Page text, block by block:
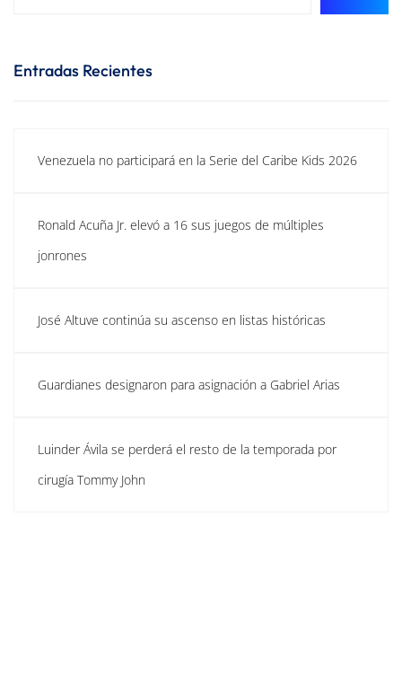
Entradas Recientes
Venezuela no participará en la Serie del Caribe Kids 2026
Ronald Acuña Jr. elevó a 16 sus juegos de múltiples
jonrones
José Altuve continúa su ascenso en listas históricas
Guardianes designaron para asignación a Gabriel Arias
Luinder Ávila se perderá el resto de la temporada por
cirugía Tommy John